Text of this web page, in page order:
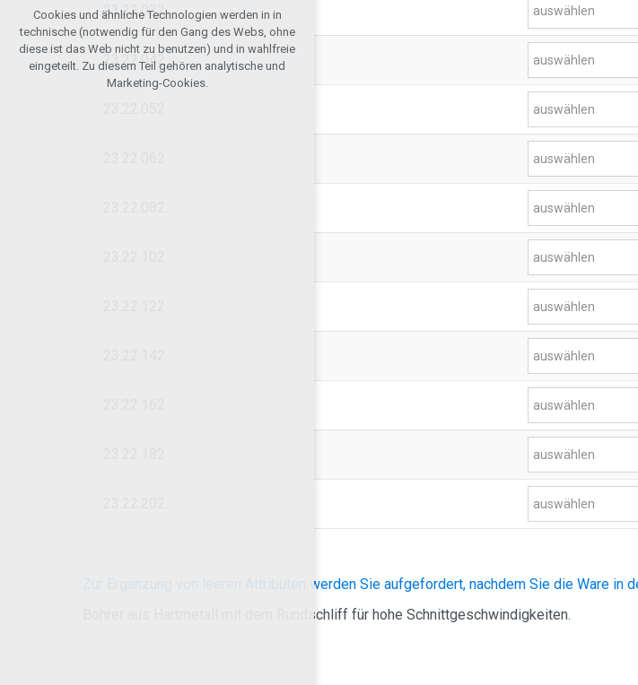
Zur Ergänzung von leeren Attributen werden Sie aufgefordert, nachdem Sie die Ware in
Bohrer aus Hartmetall mit dem Rundschliff für hohe Schnittgeschwindigkeiten.
23.22.032
23.22.042
Alle Cookies annehmen
Ablehnen optional
Cookies und ähnliche Technologien werden in in
technische (notwendig für den Gang des Webs, ohne
diese ist das Web nicht zu benutzen) und in wahlfreie
eingeteilt. Zu diesem Teil gehören analytische und
Marketing-Cookies.